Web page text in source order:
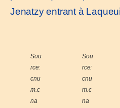
Jenatzy entrant à
Sou
rce:
cnu
m.c
na
Sou
rce:
cnu
m.c
na